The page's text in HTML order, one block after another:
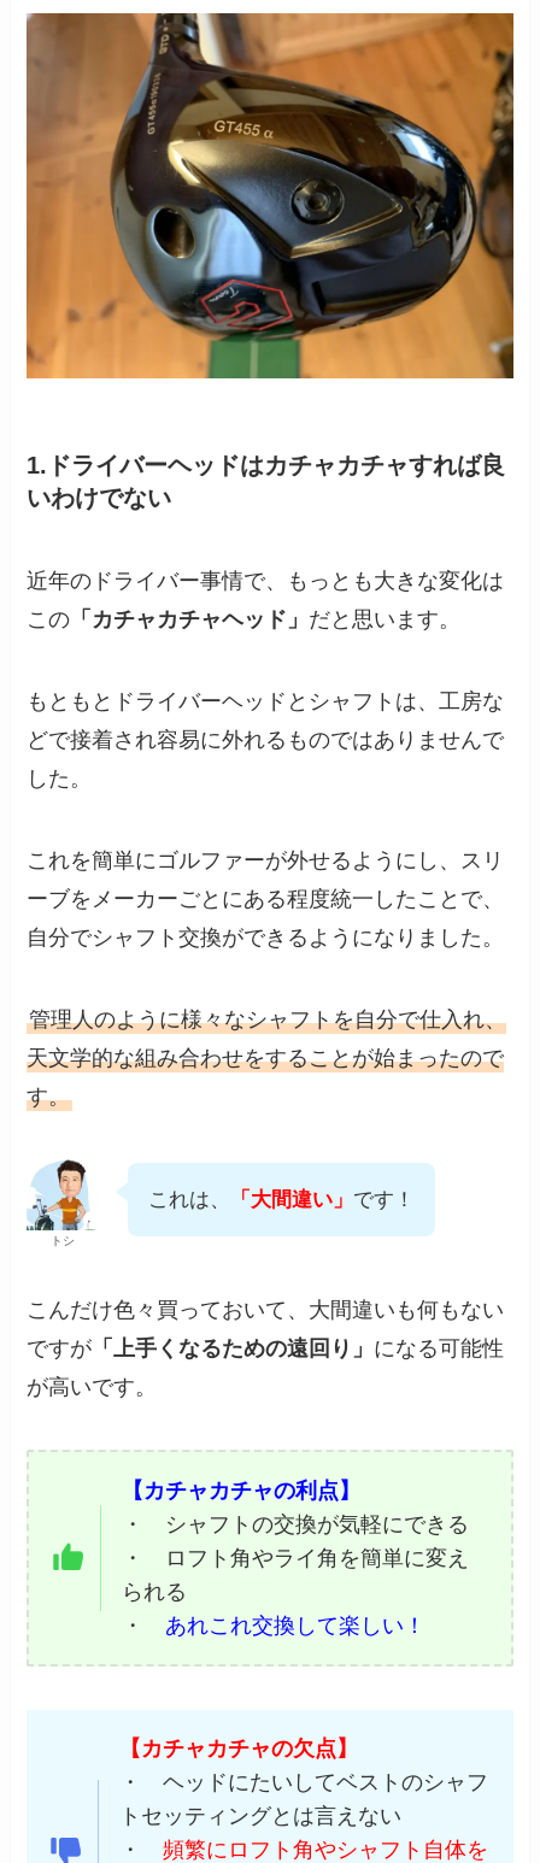
1.ドライバーヘッドはカチャカチャすれば良
いわけでない
近年のドライバー事情で、もっとも大きな変化は
この 「カチャカチャヘッド」 だと思います。
もともとドライバーヘッドとシャフトは、工房な
どで接着され容易に外れるものではありませんで
した。
これを簡単にゴルファーが外せるようにし、スリ
ーブをメーカーごとにある程度統一したことで、
自分でシャフト交換ができるようになりました。
管理人のように様々なシャフトを自分で仕入れ、
天文学的な組み合わせをすることが始まったので
す。
トシ
これは、 「大間違い」 です！
こんだけ色々買っておいて、大間違いも何もない
ですが 「上手くなるための遠回り」 になる可能性
が高いです。
【カチャカチャの利点】
・ シャフトの交換が気軽にできる
・ ロフト角やライ角を簡単に変え
られる
・ あれこれ交換して楽しい！
【カチャカチャの欠点】
・ ヘッドにたいしてベストのシャフ
トセッティングとは言えない
・ 頻繁にロフト角やシャフト自体を